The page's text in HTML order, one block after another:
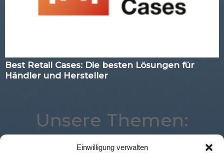
Einwilligung verwalten
Best Retail Cases: Die besten Lösungen für
Händler und Hersteller
Unsere Themen: